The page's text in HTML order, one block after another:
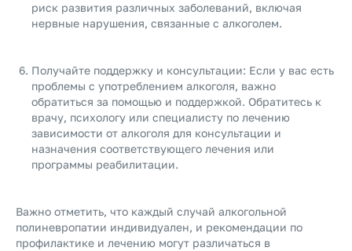
риск развития различных заболеваний, включая
нервные нарушения, связанные с алкоголем.
Получайте поддержку и консультации: Если у вас есть
проблемы с употреблением алкоголя, важно
обратиться за помощью и поддержкой. Обратитесь к
врачу, психологу или специалисту по лечению
зависимости от алкоголя для консультации и
назначения соответствующего лечения или
программы реабилитации.
Важно отметить, что каждый случай алкогольной
полиневропатии индивидуален, и рекомендации по
профилактике и лечению могут различаться в